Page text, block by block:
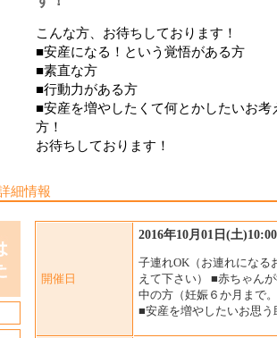
こんな方、お待ちしております！
■安産になる！という覚悟がある方
■素直な方
■行動力がある方
■安産を増やしたくて何とかしたいお考
方！
お待ちしております！
細情報
開催日
2016年10月01日(土
子連れOK（お連れになる
えて下さい） ■赤ちゃん
中の方（妊娠６か月まで
■安産を増やしたいお思